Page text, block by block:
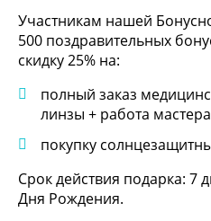
Участникам нашей
500 поздравительных
скидку 25% на:
полный заказ
линзы + работа
покупку
Срок действия подарка: 7
Дня Рождения.